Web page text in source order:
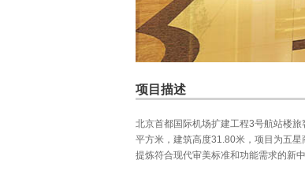
项目描述
北京首都国际机场扩建工程3号航站楼
平方米，建筑高度31.80米，项目为五
提炼符合现代审美标准和功能需求的新